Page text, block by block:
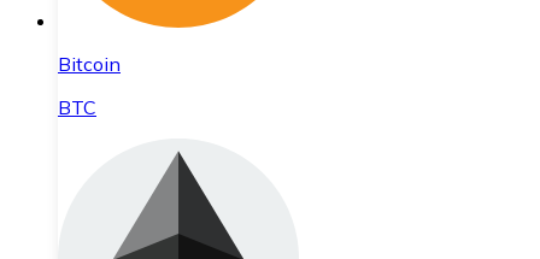
Bitcoin
BTC